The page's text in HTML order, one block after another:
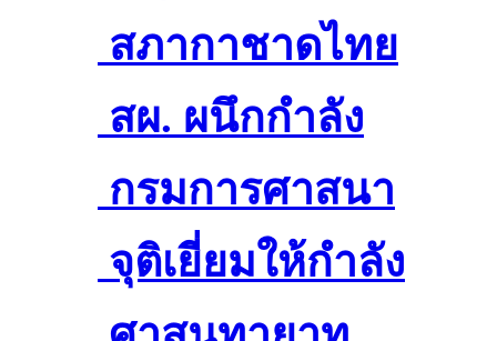
จ.อำนาจเจริญ
เยี่ยมเยียนช่วย
สูงอายุ ผู้พิการและ
เด็ก ...
ศิลปินนักร้อง!!
ร่วมร้องเพลงเปิด
หมวกขอรับ
บริจาคช่วยเหลือผู้
ประสบภัยน้ำท่วม
คุณภาพ
นายแพทย์พูลลาภ
ฉันทวิจิตรวงศ์ รอง
เลขาธิการ คณะ
จังหวัด เร่งช่วย
เหลื...
ปภ.รายงานยังคงมี
พื้นที่ประสบภัย
จากพายุโพดุล 10
ผู้บริหารตรวจ
เยี่ยมราษฎรที่ได้
รับผลกระทบจาก
พาย...
รองนายกรัฐมนตรี
แดนใต้ อ๊อฟ อธิ
วัฒน์ คว้า ถ้วย
พระราชทาน ฯ
พร้อม เงินรา...
หนุ่ม น้อยจากแดน
สภากาชาดไทย
ขอเชิญชวนพี่น้อง
ชาวไทยร่วมปัน
น้ำใจ เพื่อช่วยเห
ลือและฟื้...
สผ. ผนึกกำลัง
GIZ ปลุกกระแส
ลดโลกร้อนภายใต้
แนวคิด “เปลี่ยน
กรมการศาสนา
ร่วมกับองค์การ
ทางศาสนา 5
จุติเยี่ยมให้กำลัง
ใจ เด็กและคนชรา